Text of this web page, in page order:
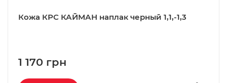
Кожа КРС КАЙМАН наплак черный 1,1,-1,3
1 170 грн